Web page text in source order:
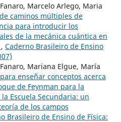
Marcelo Arlego, Maria
caminos múltiples de
para introducir los
de la mecánica cuántica en
, Caderno Brasileiro de Ensino
Mariana Elgue, María
enseñar conceptos acerca
de Feynman para la
Escuela Secundaria: un
de los campos
Brasileiro de Ensino de Física: